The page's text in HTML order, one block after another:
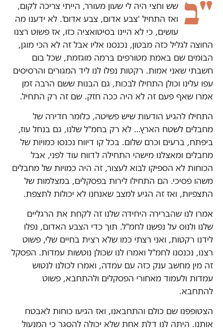
"ב שש וחצי היה לי שעון מעורר, הייתי צריכה לקום,
ואז התחיל 'צבע אדום, צבע אדום'. לא ידענו מה
עושים, כי לא היינו בסיטואציה כזו, אז פשוט רצנו
החוצה לגליל כזה מבטון, נכנסנו אליו אבל זה לא הכי מוגן,
הבומים שם באמת מטורפים ברמה מוגזמת, שכל בום
חשבתי שאני אמות. רקטות נפלו לנו ליד המגורים והרסיסים
עפו עלינו וכולן התחילו לבכות, גם הבנות ששם הרבה זמן
אמרו שאף פעם זה לא היה ככה חזק. שם זה רק התחיל.
התחילו להגיע הודעות שיש פשיטה, כלומר חדירה של
מחבלים לשטח הארץ… לא רק בחמ"ל שלנו, גם בנחל עוז,
ביפתח, ברעים וכרם שלום. בכל קו דיווח נכנסו כמויות של
מחבלים ומאצלנו מישהי התחילה לדווח עוד לפני, אבל
הכוחות לא הספיקו לבוא לעצור, זה היה כמויות של מחבלים
משהו פסיכי. הם התחילו לירות בפסקלים, במצלמות של
התצפיות, ואז זה הגיע למצב שאנחנו לא יכולות לתצפת.
אמרו לנו שהברירה היחידה שלנו זה לקחת את הרגליים
שלנו ולנוס על נפשנו לחמ"ל. תוך כדי הצבע האדום, נפלו
לידנו רקטות, ואני רצתי כמו שלא רצית בחיים שלי, פשוט
רצנו, נכנסנו לחמ"ל ואמרו לנו שכולן נוטשות עמדות. הפסקל
זה מין מחשב ענק כזה עם עמדה, ואמרו לכולנו לנטוש
עמדות ולעמוד מאחורי הפסקלים ולהתחבא, פשוט
להתחבא.
הצטופפנו שם כולם והתחבאנו, ואז הגיעו כוחות לאבטח
אותנו. היתה לנו דלת אחת שלא יכולה להסגר כי המנעול